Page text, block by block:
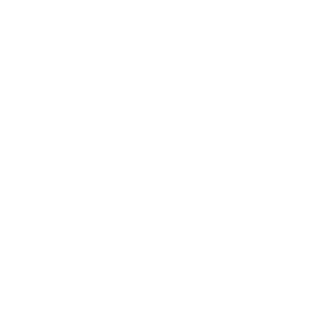
Behandlungsräume oder
Das Leitsystem
Klinik, sondern vermittelt
umgesetzt. Das moderne
sich innerhalb der
des Aufenthalts sicher und
Erkrankungen verlässlicher
und farbenfrohe